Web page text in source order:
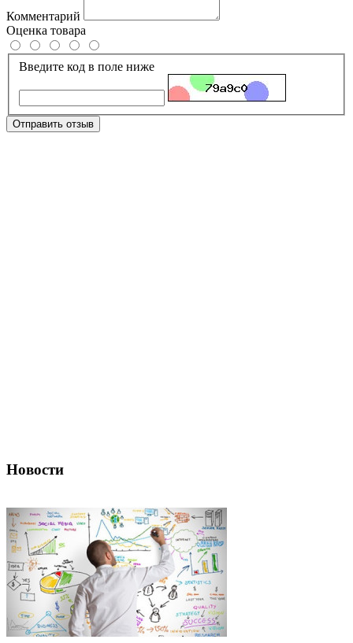
Комментарий
Оценка товара
Введите код в поле ниже
Отправить отзыв
Новости